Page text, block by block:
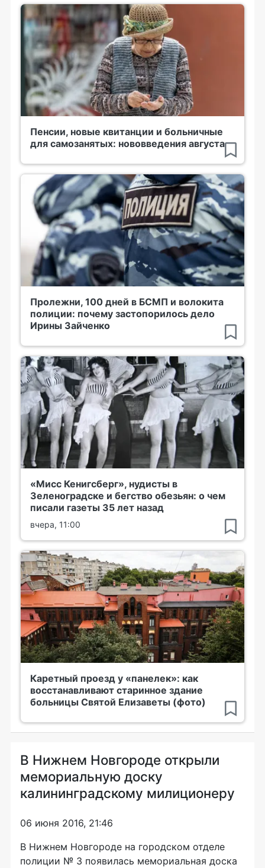
Пенсии, новые квитанции и больничные
для самозанятых: нововведения августа
Пролежни, 100 дней в БСМП и волокита
полиции: почему застопорилось дело
Ирины Зайченко
«Мисс Кенигсберг», нудисты в
Зеленоградске и бегство обезьян: о чем
писали газеты 35 лет назад
вчера, 11:00
Каретный проезд у «панелек»: как
восстанавливают старинное здание
больницы Святой Елизаветы (фото)
В Нижнем Новгороде открыли
мемориальную доску
калининградскому милиционеру
06 июня 2016, 21:46
В Нижнем Новгороде на городском отделе
полиции № 3 появилась мемориальная доска